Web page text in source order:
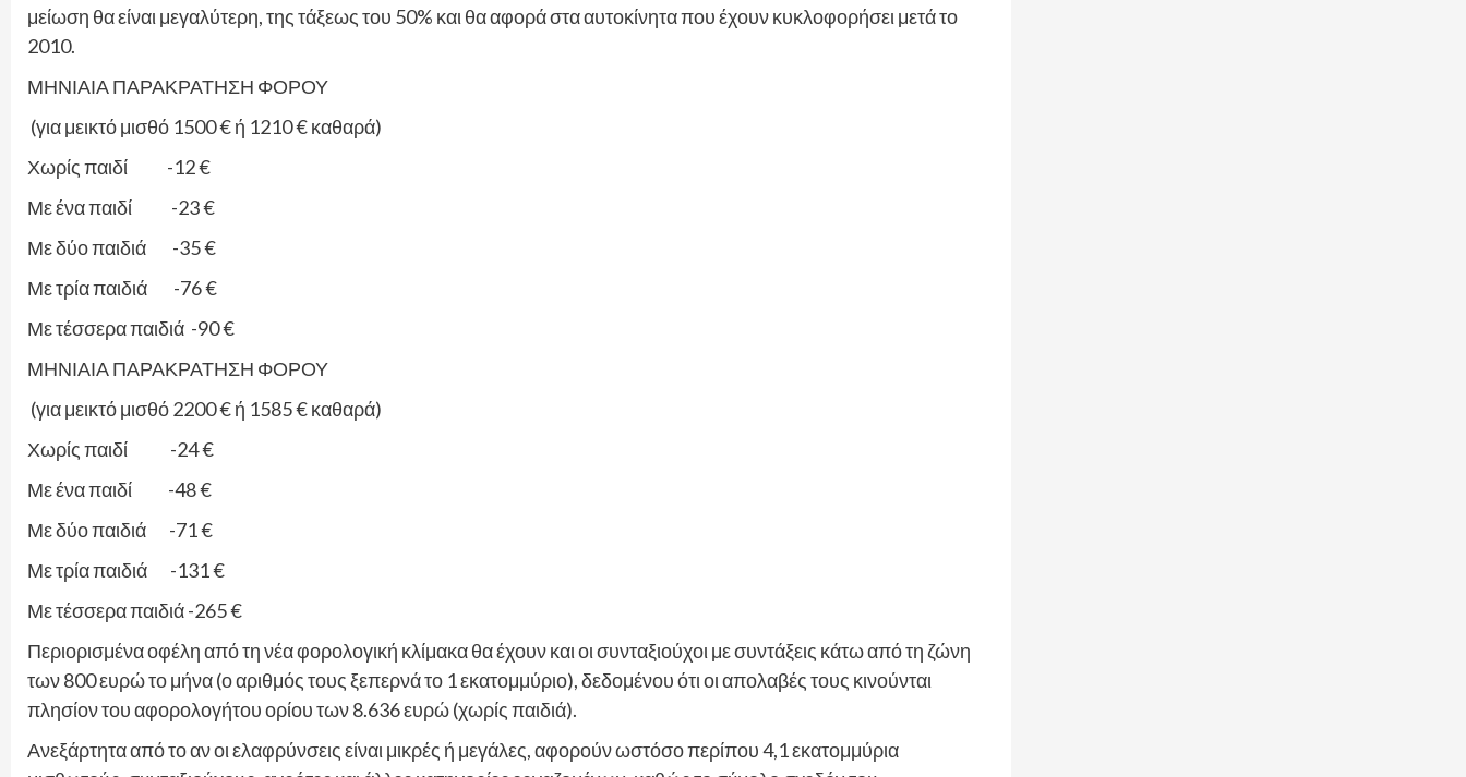
μείωση θα είναι μεγαλύτερη, της τάξεως του 50% και θα αφορά στα αυτοκίνητα που έχουν κυκλοφορήσει μετά το
2010.
ΜΗΝΙΑΙΑ ΠΑΡΑΚΡΑΤΗΣΗ ΦΟΡΟΥ
(για μεικτό μισθό 1500 € ή 1210 € καθαρά)
Χωρίς παιδί -12 €
Με ένα παιδί -23 €
Με δύο παιδιά -35 €
Με τρία παιδιά -76 €
Με τέσσερα παιδιά -90 €
ΜΗΝΙΑΙΑ ΠΑΡΑΚΡΑΤΗΣΗ ΦΟΡΟΥ
(για μεικτό μισθό 2200 € ή 1585 € καθαρά)
Χωρίς παιδί -24 €
Με ένα παιδί -48 €
Με δύο παιδιά -71 €
Με τρία παιδιά -131 €
Με τέσσερα παιδιά -265 €
Περιορισμένα οφέλη από τη νέα φορολογική κλίμακα θα έχουν και οι συνταξιούχοι με συντάξεις κάτω από τη ζώνη
των 800 ευρώ το μήνα (ο αριθμός τους ξεπερνά το 1 εκατομμύριο), δεδομένου ότι οι απολαβές τους κινούνται
πλησίον του αφορολογήτου ορίου των 8.636 ευρώ (χωρίς παιδιά).
Ανεξάρτητα από το αν οι ελαφρύνσεις είναι μικρές ή μεγάλες, αφορούν ωστόσο περίπου 4,1 εκατομμύρια